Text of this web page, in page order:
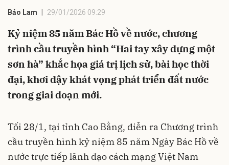
Bảo Lam 29/01/2026 09:29
Kỷ niệm 85 năm Bác Hồ về nước, chương
trình cầu truyền hình “Hai tay xây dựng một
sơn hà” khắc họa giá trị lịch sử, bài học thời
đại, khơi dậy khát vọng phát triển đất nước
trong giai đoạn mới.
Tối 28/1, tại tỉnh Cao Bằng, diễn ra Chương trình
cầu truyền hình kỷ niệm 85 năm Ngày Bác Hồ về
nước trực tiếp lãnh đạo cách mạng Việt Nam